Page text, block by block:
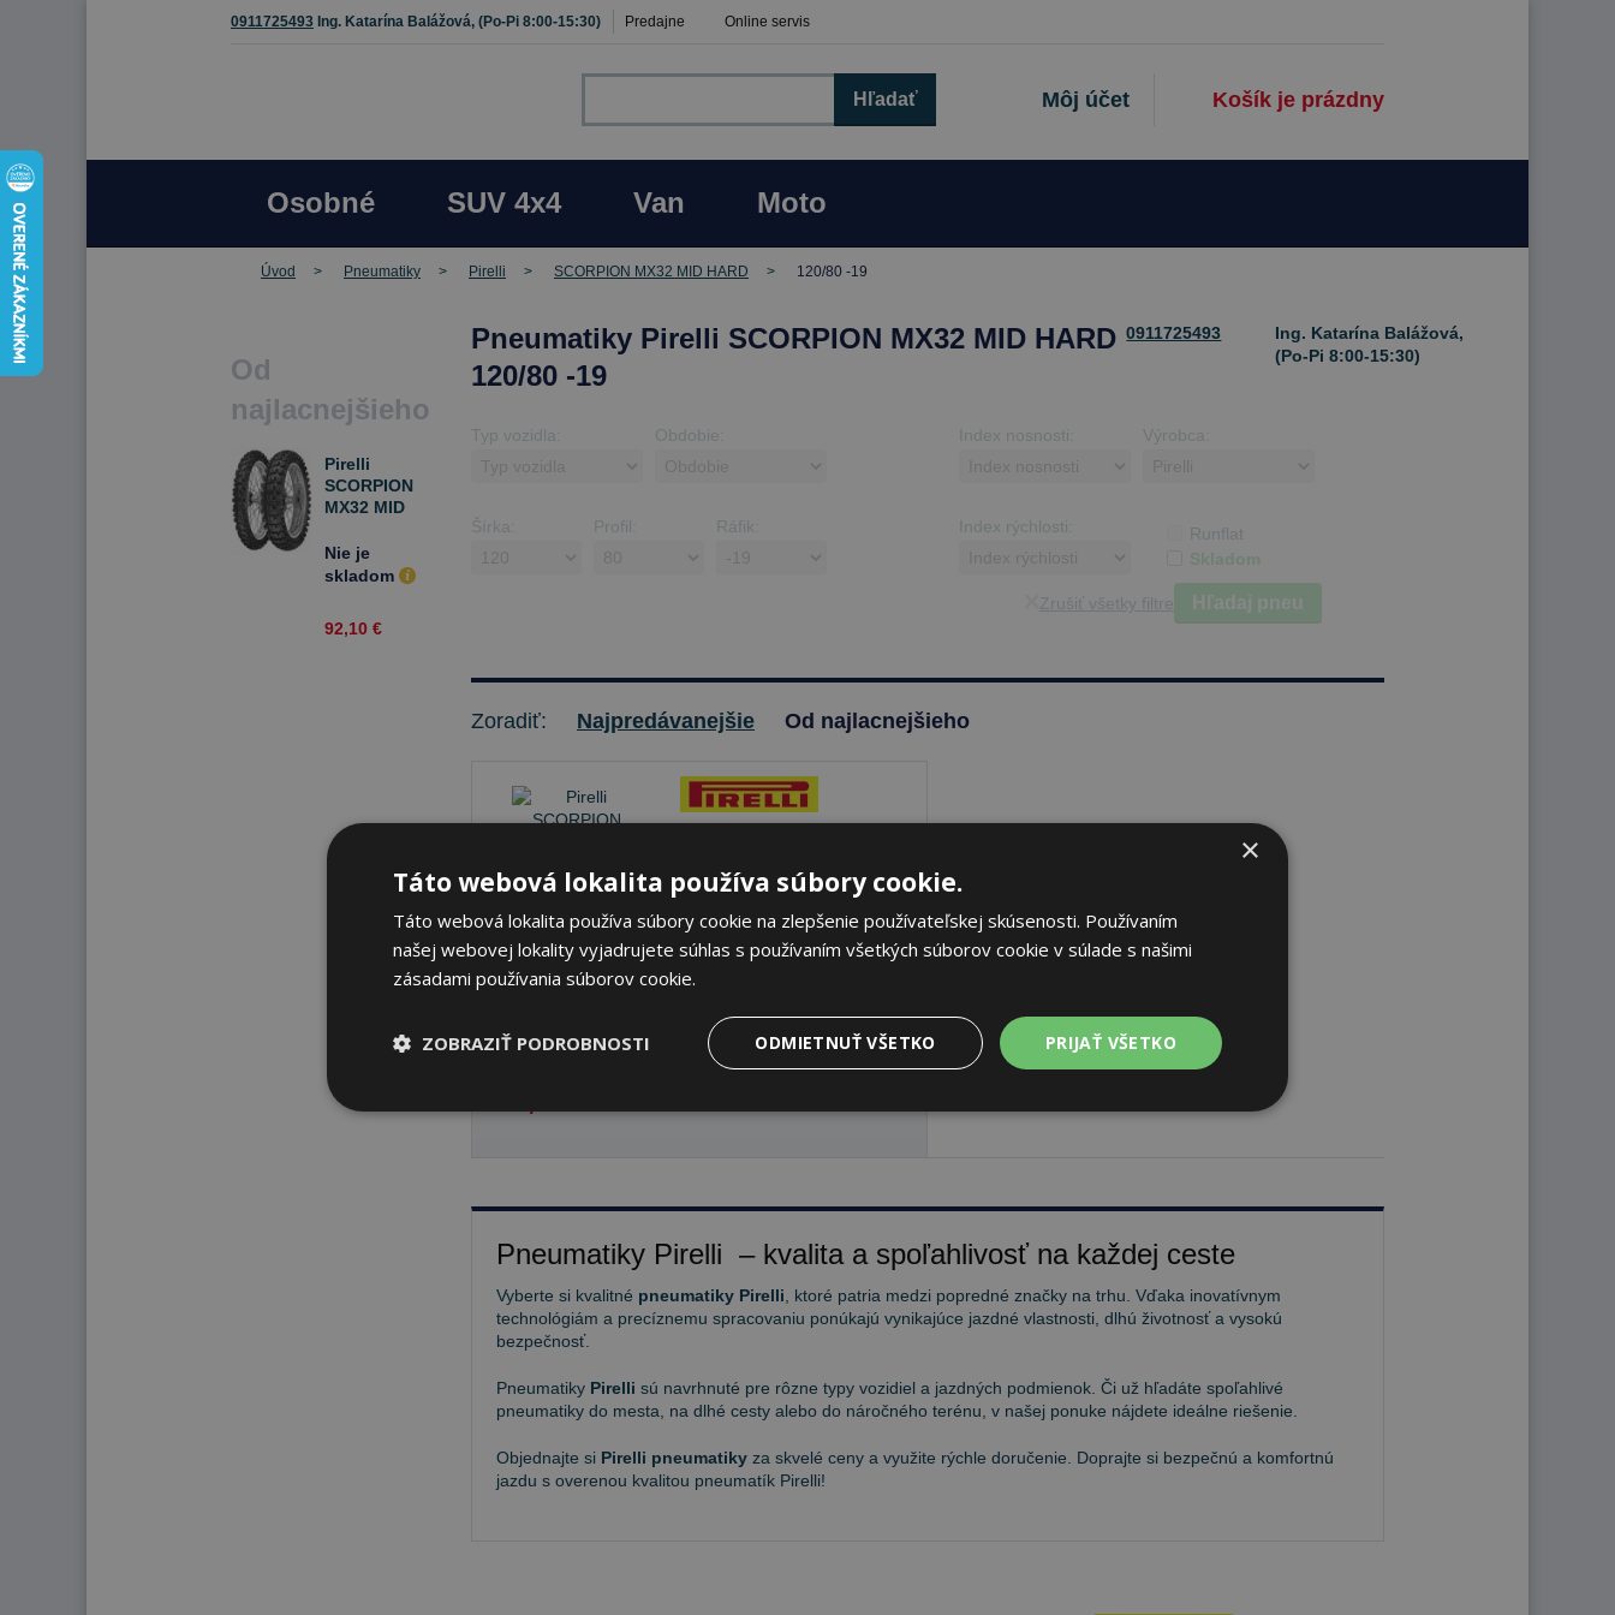
0911725493 Ing. Katarína Balážová, (Po-Pi 8:00-15:30) Predajne Online servis
Košík je prázdny
Môj účet
Hľadať
Osobné SUV 4x4 Van Moto
Úvod Pneumatiky Pirelli SCORPION MX32 MID HARD 120/80 -19
Od
najlacnejšieho
Pirelli
SCORPION
MX32 MID
-19 63 M
Zadné
Nie je
skladom
92,10 €
Pneumatiky Pirelli SCORPION MX32 MID HARD
120/80 -19
0911725493
Ing. Katarína Balážová,
(Po-Pi 8:00-15:30)
Typ vozidla: Obdobie: Index nosnosti: Výrobca:
Šírka: Profil: Ráfik: Index rýchlosti:
Runflat
Skladom
Zrušiť všetky filtre Hľadaj pneu
Zoradiť: Najpredávanejšie Od najlacnejšieho
MID HARD
120/80 -19 63 M Zadné
Nie je skladom Sledovať naskladnenie
Pneumatiky Pirelli – kvalita a spoľahlivosť na každej ceste
Vyberte si kvalitné pneumatiky Pirelli , ktoré patria medzi popredné značky na trhu. Vďaka inovatívnym
technológiám a precíznemu spracovaniu ponúkajú vynikajúce jazdné vlastnosti, dlhú životnosť a vysokú
bezpečnosť.
Pneumatiky Pirelli sú navrhnuté pre rôzne typy vozidiel a jazdných podmienok. Či už hľadáte spoľahlivé
pneumatiky do mesta, na dlhé cesty alebo do náročného terénu, v našej ponuke nájdete ideálne riešenie.
Objednajte si Pirelli pneumatiky za skvelé ceny a využite rýchle doručenie. Doprajte si bezpečnú a komfortnú
jazdu s overenou kvalitou pneumatík Pirelli!
×
Táto webová lokalita používa súbory cookie.
Táto webová lokalita používa súbory cookie na zlepšenie používateľskej skúsenosti. Používaním
našej webovej lokality vyjadrujete súhlas s používaním všetkých súborov cookie v súlade s našimi
zásadami používania súborov cookie.
PRIJAŤ VŠETKO
ODMIETNUŤ VŠETKO
ZOBRAZIŤ PODROBNOSTI